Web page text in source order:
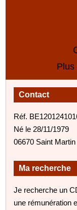
Plus
Contact
Réf.
Né le 28/11/1979
06670 Saint
Ma recherche
Je recherche un
une rémunération